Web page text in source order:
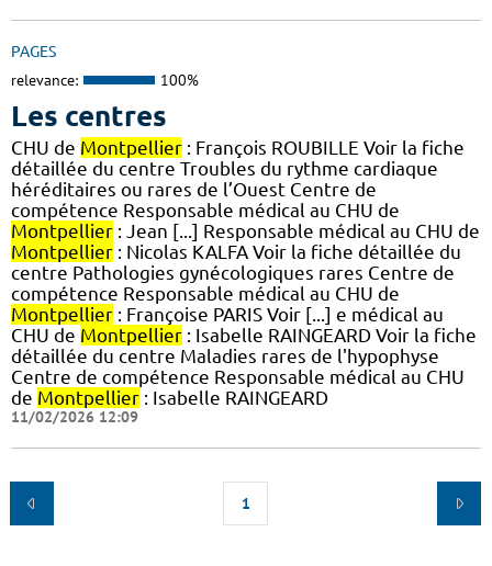
PAGES
relevance: 100%
Les centres
CHU de Montpellier : François ROUBILLE Voir la fiche
détaillée du centre Troubles du rythme cardiaque
héréditaires ou rares de l’Ouest Centre de
compétence Responsable médical au CHU de
Montpellier : Jean [...] Responsable médical au CHU de
Montpellier : Nicolas KALFA Voir la fiche détaillée du
centre Pathologies gynécologiques rares Centre de
compétence Responsable médical au CHU de
Montpellier : Françoise PARIS Voir [...] e médical au
CHU de Montpellier : Isabelle RAINGEARD Voir la fiche
détaillée du centre Maladies rares de l'hypophyse
Centre de compétence Responsable médical au CHU
de Montpellier : Isabelle RAINGEARD
11/02/2026 12:09
1